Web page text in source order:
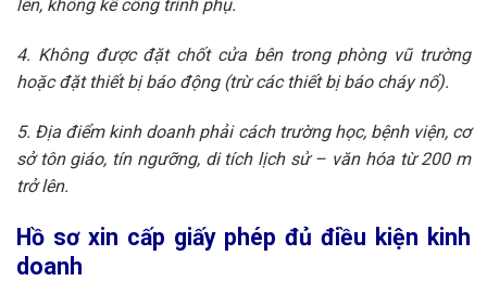
lên, không kể công trình phụ.
4. Không được đặt chốt cửa bên trong phòng vũ trường
hoặc đặt thiết bị báo động (trừ các thiết bị báo cháy nổ).
5. Địa điểm kinh doanh phải cách trường học, bệnh viện, cơ
sở tôn giáo, tín ngưỡng, di tích lịch sử – văn hóa từ 200 m
trở lên.
Hồ sơ xin cấp giấy phép đủ điều kiện kinh
doanh